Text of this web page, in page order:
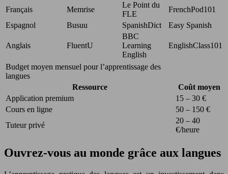
Français
Memrise
Le Point du
FLE
FrenchPod101
Espagnol
Busuu SpanishDict Easy Spanish
Anglais FluentU
BBC
Learning
English
EnglishClass101
Budget moyen mensuel pour l’apprentissage des
langues
Ressource
Coût moyen
Application premium
15 – 30 €
Cours en ligne
50 – 150 €
Tuteur privé
20 – 40
€/heure
Ouvrez-vous au monde grâce aux langues